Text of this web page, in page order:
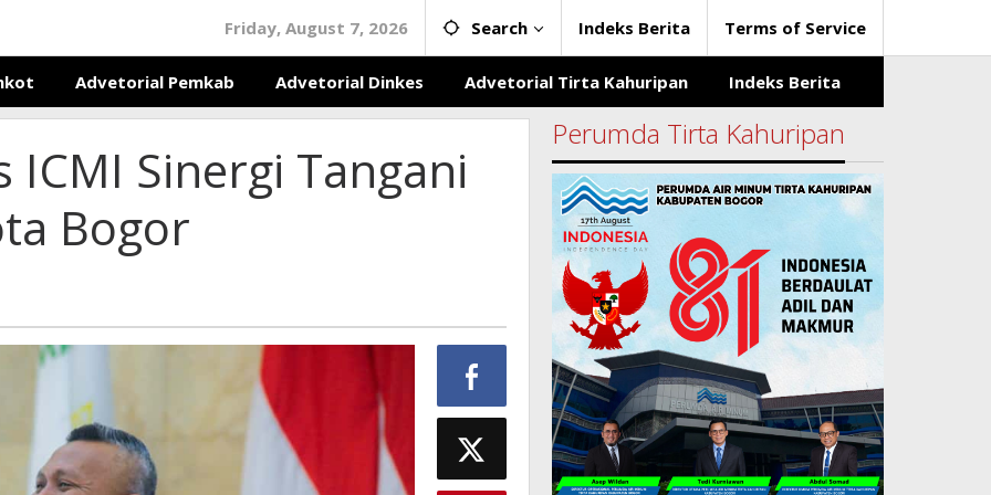
Friday, August 7, 2026 Search Indeks Berita Terms of Service
Advetorial Pemkab Advetorial Dinkes Advetorial Tirta Kahuripan Indeks Berita
ICMI Sinergi Tangani
Bogor
Perumda Tirta Kahuripan